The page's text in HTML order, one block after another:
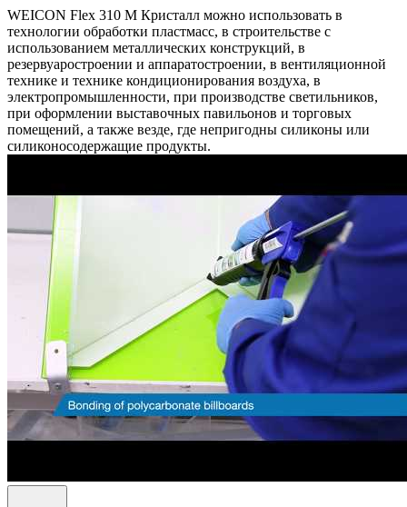
WEICON Flex 310 M Кристалл можно использовать в
технологии обработки пластмасс, в строительстве с
использованием металлических конструкций, в
резервуаростроении и аппаратостроении, в вентиляционной
технике и технике кондиционирования воздуха, в
электропромышленности, при производстве светильников,
при оформлении выставочных павильонов и торговых
помещений, а также везде, где непригодны силиконы или
силиконосодержащие продукты.